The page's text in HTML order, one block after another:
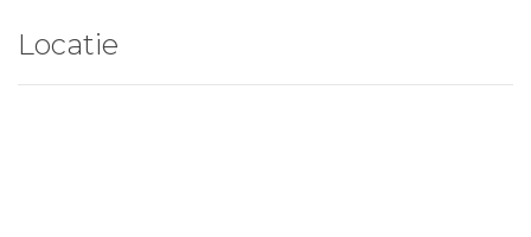
tuindeuren naar een groenrijke tuin op het zuiden!
Het vrijstaande houten tuinhuis is momenteel in
Locatie